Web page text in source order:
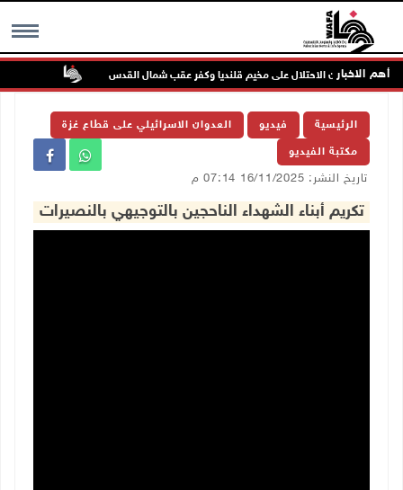
MENU أهم الاخبار
الرئيسية فيديو العدوان الاسرائيلي على قطاع غزة
مكتبة الفيديو
تاريخ النشر: 16/11/2025 07:14 م
تكريم أبناء الشهداء الناحجين بالتوجيهي بالنصيرات